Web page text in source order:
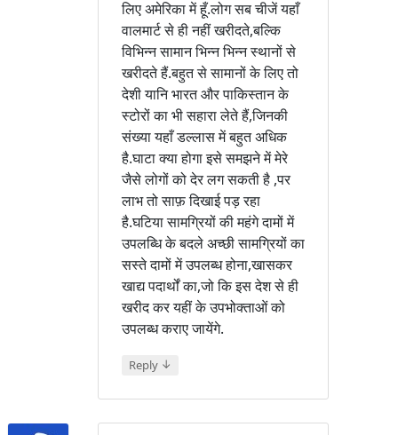
लिए अमेरिका में हूँ.लोग सब चीजें यहाँ
वालमार्ट से ही नहीं खरीदते,बल्कि
विभिन्न सामान भिन्न भिन्न स्थानों से
खरीदते हैं.बहुत से सामानों के लिए तो
देशी यानि भारत और पाकिस्तान के
स्टोरों का भी सहारा लेते हैं,जिनकी
संख्या यहाँ डल्लास में बहुत अधिक
है.घाटा क्या होगा इसे समझने में मेरे
जैसे लोगों को देर लग सकती है ,पर
लाभ तो साफ़ दिखाई पड़ रहा
है.घटिया सामग्रियों की महंगे दामों में
उपलब्धि के बदले अच्छी सामग्रियों का
सस्ते दामों में उपलब्ध होना,खासकर
खाद्य पदार्थों का,जो कि इस देश से ही
खरीद कर यहीं के उपभोक्ताओं को
उपलब्ध कराए जायेंगे.
Reply ↓